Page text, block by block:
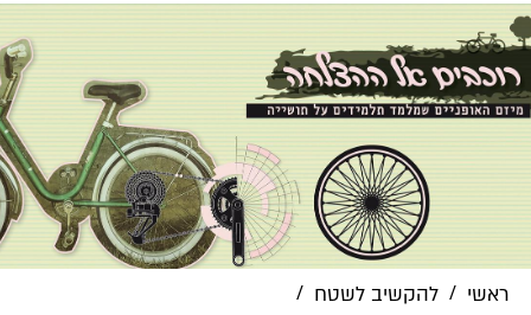
ראשי / להקשיב לשטח /